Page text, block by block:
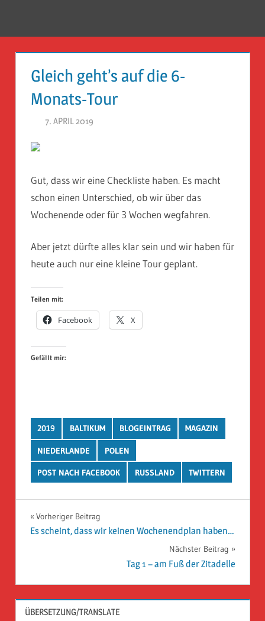
Guckloch
Herr
Geheimrat
auf
Reisen
Gleich geht’s auf die 6-
Monats-Tour
7. APRIL 2019
Gut, dass wir eine Checkliste haben. Es macht
schon einen Unterschied, ob wir über das
Wochenende oder für 3 Wochen wegfahren.
Aber jetzt dürfte alles klar sein und wir haben für
heute auch nur eine kleine Tour geplant.
Teilen mit:
Facebook X
Gefällt mir:
2019 BALTIKUM BLOGEINTRAG MAGAZIN
NIEDERLANDE POLEN
POST NACH FACEBOOK RUSSLAND TWITTERN
Beitragsnavigation
Vorheriger Beitrag
Es scheint, dass wir keinen Wochenendplan haben…
Nächster Beitrag
Tag 1 – am Fuß der Zitadelle
ÜBERSETZUNG/TRANSLATE